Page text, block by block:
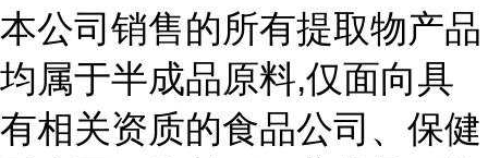
本公司销售的所有提取物产品
均属于半成品原料,仅面向具
有相关资质的食品公司、保健